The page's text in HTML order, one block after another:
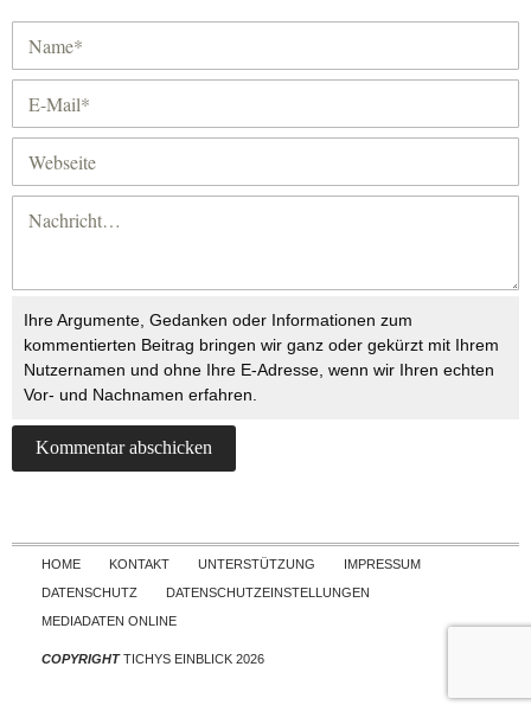
Ihre Argumente, Gedanken oder Informationen zum
kommentierten Beitrag bringen wir ganz oder gekürzt mit Ihrem
Nutzernamen und ohne Ihre E-Adresse, wenn wir Ihren echten
Vor- und Nachnamen erfahren.
Skip to content
HOME KONTAKT UNTERSTÜTZUNG
IMPRESSUM
DATENSCHUTZ
DATENSCHUTZEINSTELLUNGEN
MEDIADATEN ONLINE
COPYRIGHTTICHYS EINBLICK 2026